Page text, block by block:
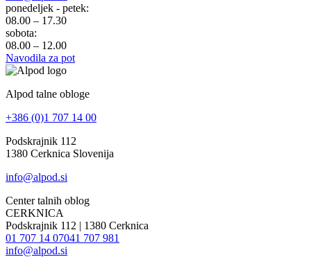
ponedeljek - petek:
08.00 – 17.30
sobota:
08.00 – 12.00
Navodila za pot
Alpod talne obloge
+386 (0)1 707 14 00
Podskrajnik 112
1380 Cerknica Slovenija
info@alpod.si
Center talnih oblog
CERKNICA
Podskrajnik 112 | 1380 Cerknica
01 707 14 07041 707 981
info@alpod.si